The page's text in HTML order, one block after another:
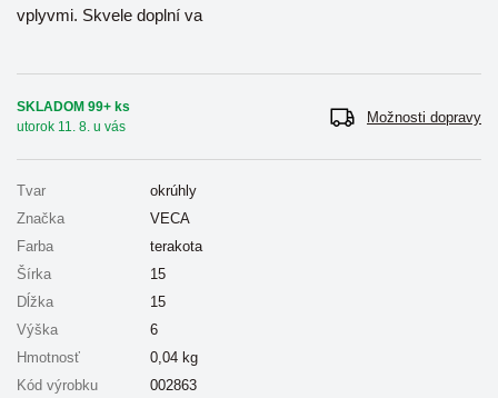
vplyvmi. Skvele doplní va
SKLADOM 99+ ks
utorok 11. 8. u vás
Možnosti dopravy
Tvar
okrúhly
Značka
VECA
Farba
terakota
Šírka
15
Dĺžka
15
Výška
6
Hmotnosť
0,04 kg
Kód výrobku
002863